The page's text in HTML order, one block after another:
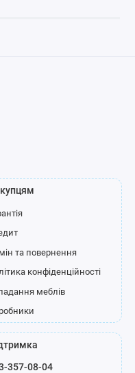
та повернення
конфіденційності
меблів
357-08-04